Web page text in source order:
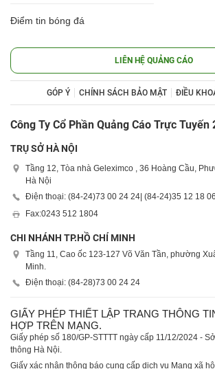
Điểm tin bóng đá
LIÊN HỆ QUẢNG CÁO
GÓP Ý CHÍNH SÁCH BẢO MẬT ĐIỀU
Công Ty Cổ Phần Quảng Cáo Trực Tuyến
TRỤ SỞ HÀ NỘI
Tầng 12, Tòa nhà Geleximco , 36 Hoàng Cầu,
Hà Nội
Điện thoại: (84-24)73 00 24 24| (84-24)35 12 18 06
Fax:0243 512 1804
CHI NHÁNH TP.HỒ CHÍ MINH
Tầng 11, Cao ốc 123-127 Võ Văn Tần, phường
Minh.
Điện thoại: (84-28)73 00 24 24
GIẤY PHÉP THIẾT LẬP TRANG THÔNG
HỢP TRÊN MẠNG.
Giấy phép số 180/GP-STTTT ngày cấp 11/12/2024 -
thông Hà Nội.
Giấy xác nhận thông báo cung cấp dịch vụ Mạng xã